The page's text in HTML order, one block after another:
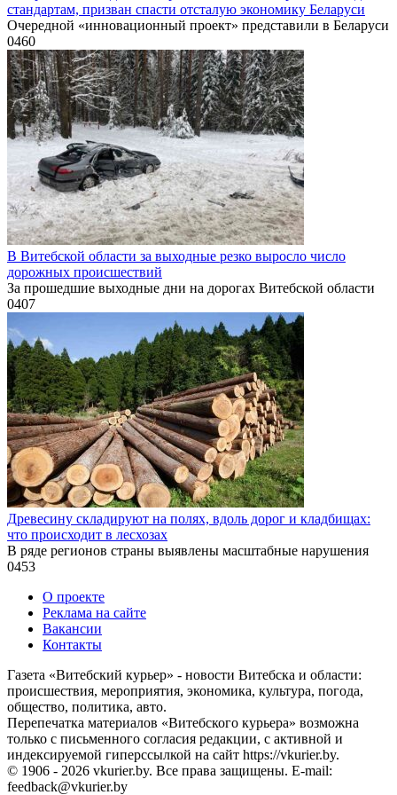
стандартам, призван спасти отсталую экономику Беларуси
Очередной «инновационный проект» представили в Беларуси
0460
В Витебской области за выходные резко выросло число
дорожных происшествий
За прошедшие выходные дни на дорогах Витебской области
0407
Древесину складируют на полях, вдоль дорог и кладбищах:
что происходит в лесхозах
В ряде регионов страны выявлены масштабные нарушения
0453
О проекте
Реклама на сайте
Вакансии
Контакты
Газета «Витебский курьер» - новости Витебска и области:
происшествия, мероприятия, экономика, культура, погода,
общество, политика, авто.
Перепечатка материалов «Витебского курьера» возможна
только с письменного согласия редакции, с активной и
индексируемой гиперссылкой на сайт https://vkurier.by.
© 1906 - 2026 vkurier.by. Все права защищены. E-mail:
feedback@vkurier.by